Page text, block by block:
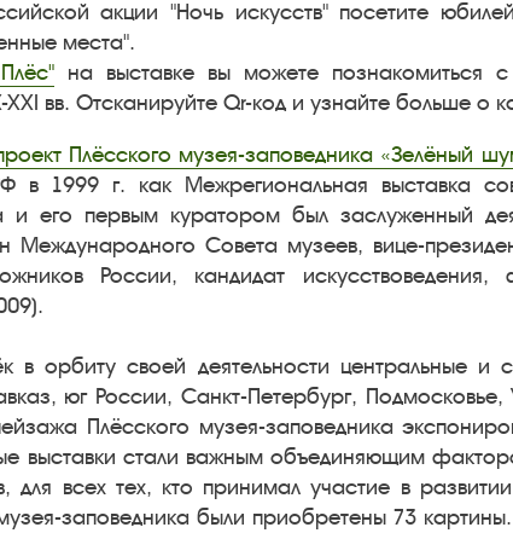
акции "Ночь искусств" посетите
места".
на выставке вы можете познакомиться
вв. Отсканируйте Qr-код и узнайте больше о
Плёсского музея-заповедника «Зелёный
в 1999 г. как Межрегиональная выставка
его первым куратором был заслуженный
Международного Совета музеев, вице-
России, кандидат искусствоведения,
в орбиту своей деятельности центральные и
юг России, Санкт-Петербург,
Плёсского музея-заповедника
выставки стали важным объединяющим
для всех тех, кто принимал участие в
заповедника были приобретены 73